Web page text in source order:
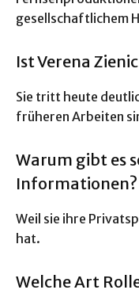
gesellschaftlichem
Ist Verena
Sie tritt heute
früheren Arbeiten
Warum gibt es
Informationen?
Weil sie ihre
hat.
Welche Art